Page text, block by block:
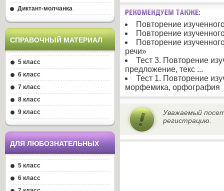
Диктант-молчанка
CПРАВОЧНЫЙ МАТЕРИАЛ
5 класс
6 класс
7 класс
8 класс
9 класс
ДЛЯ ЛЮБОЗНАТЕЛЬНЫХ
5 класс
6 класс
Повторение
Повторение
Повторение
речи»
Тест 3. Повторение
предложение, текс ...
Тест 1. Повторение
морфемика, орфография
Уважаемый
регистрацию.